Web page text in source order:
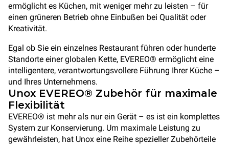
ermöglicht es Küchen, mit weniger mehr zu leisten – für
einen grüneren Betrieb ohne Einbußen bei Qualität oder
Kreativität.
Egal ob Sie ein einzelnes Restaurant führen oder hunderte
Standorte einer globalen Kette, EVEREO® ermöglicht eine
intelligentere, verantwortungsvollere Führung Ihrer Küche –
und Ihres Unternehmens.
Unox EVEREO® Zubehör für maximale
Flexibilität
EVEREO® ist mehr als nur ein Gerät – es ist ein komplettes
System zur Konservierung. Um maximale Leistung zu
gewährleisten, hat Unox eine Reihe spezieller Zubehörteile